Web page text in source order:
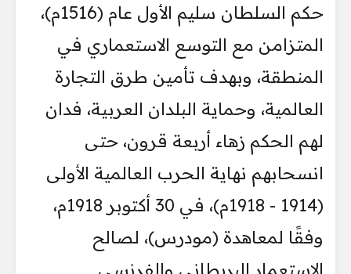
حكم السلطان سليم الأول عام (1516م)،
المتزامن مع التوسع الاستعماري في
المنطقة، وبهدف تأمين طرق التجارة
العالمية، وحماية البلدان العربية، فدان
لهم الحكم زهاء أربعة قرون، حتى
انسحابهم نهاية الحرب العالمية الأولى
(1914 - 1918م)، في 30 أكتوبر 1918م،
وفقًا لمعاهدة (مودرس)، لصالح
الاستعمار البريطاني والفرنسي